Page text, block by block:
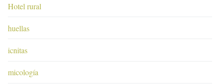
Hotel rural
huellas
icnitas
micología